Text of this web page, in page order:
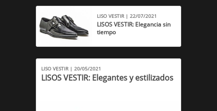
LISO VESTIR | 22/07/2021
LISOS VESTIR: Elegancia sin
tiempo
LISO VESTIR | 20/05/2021
LISOS VESTIR: Elegantes y estilizados